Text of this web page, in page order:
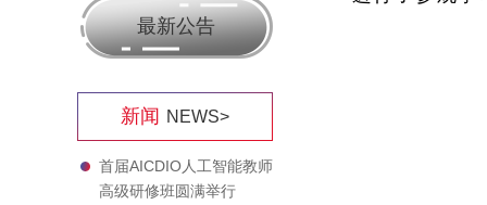
最新公告
新闻 NEWS>
首届AICDIO人工智能教师
高级研修班圆满举行